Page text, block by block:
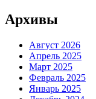
Архивы
Август 2026
Апрель 2025
Март 2025
Февраль 2025
Январь 2025